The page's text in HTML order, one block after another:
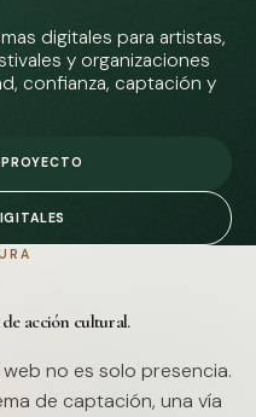
digitales para artistas,
y organizaciones
confianza, captación y
acción cultural.
no es solo presencia.
de captación, una vía